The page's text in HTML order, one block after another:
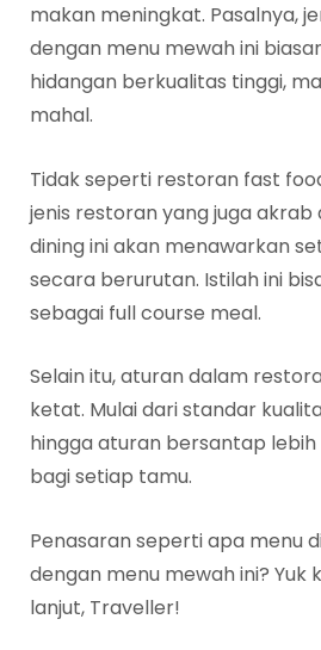
makan meningkat. Pasalnya,
dengan menu mewah ini
hidangan berkualitas tinggi,
mahal.
Tidak seperti restoran fast
jenis restoran yang juga akrab
dining ini akan menawarkan
secara berurutan. Istilah ini
sebagai full course meal.
Selain itu, aturan dalam
ketat. Mulai dari standar
hingga aturan bersantap
bagi setiap tamu.
Penasaran seperti apa menu
dengan menu mewah ini? Yuk
lanjut, Traveller!